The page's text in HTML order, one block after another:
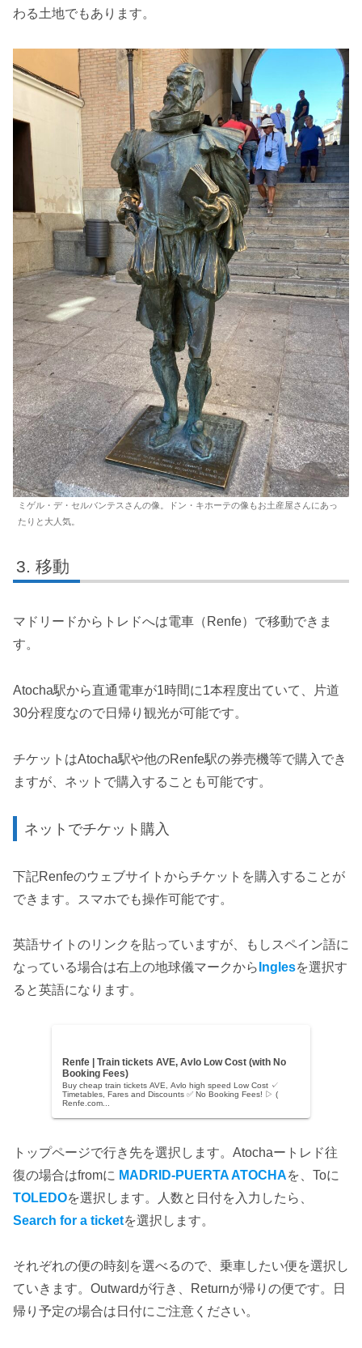
わる土地でもあります。
ミゲル・デ・セルバンテスさんの像。ドン・キホーテの像もお土産屋さんにあっ
たりと大人気。
移動
マドリードからトレドへは電車（Renfe）で移動できま
す。
Atocha駅から直通電車が1時間に1本程度出ていて、片道
30分程度なので日帰り観光が可能です。
チケットはAtocha駅や他のRenfe駅の券売機等で購入でき
ますが、ネットで購入することも可能です。
ネットでチケット購入
下記Renfeのウェブサイトからチケットを購入することが
できます。スマホでも操作可能です。
英語サイトのリンクを貼っていますが、もしスペイン語に
なっている場合は右上の地球儀マークから Inglesを選択す
ると英語になります。
Renfe | Train tickets AVE, Avlo Low Cost (with No
Booking Fees)
Buy cheap train tickets AVE, Avlo high speed Low Cost ✓
Timetables, Fares and Discounts ✅ No Booking Fees! ▷ (
Renfe.com...
トップページで行き先を選択します。Atochaートレド往
復の場合はfromに MADRID-PUERTA ATOCHAを、Toに
TOLEDOを選択します。人数と日付を入力したら、
Search for a ticketを選択します。
それぞれの便の時刻を選べるので、乗車したい便を選択し
ていきます。Outwardが行き、Returnが帰りの便です。日
帰り予定の場合は日付にご注意ください。